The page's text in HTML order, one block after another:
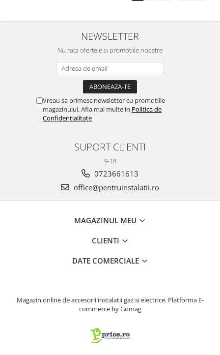
NEWSLETTER
Nu rata ofertele si promotiile noastre
Vreau sa primesc newsletter cu promotiile
magazinului. Afla mai multe in Politica de
Confidentialitate
SUPORT CLIENTI
9-18
0723661613
office@pentruinstalatii.ro
MAGAZINUL MEU
CLIENTI
DATE COMERCIALE
Magazin online de accesorii instalatii gaz si electrice. Platforma E-
commerce by Gomag